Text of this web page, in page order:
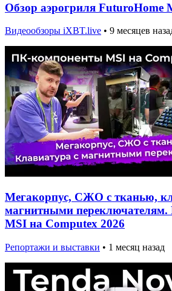
Обзор аэрогриля FuturoHome
Видеообзоры iXBT.live • 9 месяцев
Мегакорпус, СЖО с тканью,
магнитными
MSI на Computex 2026
Репортажи и выставки • 1 месяц назад